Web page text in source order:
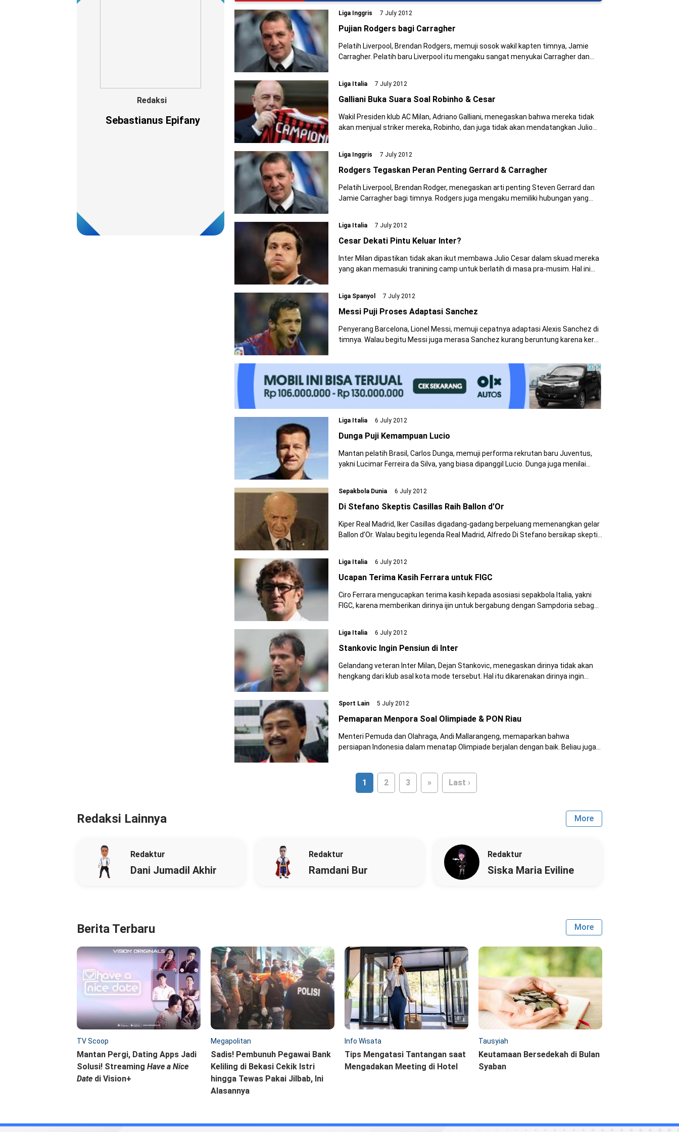
Redaksi
Sebastianus Epifany
Liga Inggris 7 July 2012
Pujian Rodgers bagi Carragher
Pelatih Liverpool, Brendan Rodgers, memuji sosok wakil kapten timnya, Jamie
Carragher. Pelatih baru Liverpool itu mengaku sangat menyukai Carragher dan
Liga Italia 7 July 2012
Galliani Buka Suara Soal Robinho & Cesar
Wakil Presiden klub AC Milan, Adriano Galliani, menegaskan bahwa mereka tidak
akan menjual striker mereka, Robinho, dan juga tidak akan mendatangkan Julio
Liga Inggris 7 July 2012
Rodgers Tegaskan Peran Penting Gerrard & Carragher
Pelatih Liverpool, Brendan Rodger, menegaskan arti penting Steven Gerrard dan
Jamie Carragher bagi timnya. Rodgers juga mengaku memiliki hubungan yang
Liga Italia 7 July 2012
Cesar Dekati Pintu Keluar Inter?
Inter Milan dipastikan tidak akan ikut membawa Julio Cesar dalam skuad mereka
yang akan memasuki tranining camp untuk berlatih di masa pra-musim. Hal ini
Liga Spanyol 7 July 2012
Messi Puji Proses Adaptasi Sanchez
Penyerang Barcelona, Lionel Messi, memuji cepatnya adaptasi Alexis Sanchez di
timnya. Walau begitu Messi juga merasa Sanchez kurang beruntung karena kerap
Liga Italia 6 July 2012
Dunga Puji Kemampuan Lucio
Mantan pelatih Brasil, Carlos Dunga, memuji performa rekrutan baru Juventus,
yakni Lucimar Ferreira da Silva, yang biasa dipanggil Lucio. Dunga juga menilai
Sepakbola Dunia 6 July 2012
Di Stefano Skeptis Casillas Raih Ballon d'Or
Kiper Real Madrid, Iker Casillas digadang-gadang berpeluang memenangkan gelar
Ballon d’Or. Walau begitu legenda Real Madrid, Alfredo Di Stefano bersikap skeptis
Liga Italia 6 July 2012
Ucapan Terima Kasih Ferrara untuk FIGC
Ciro Ferrara mengucapkan terima kasih kepada asosiasi sepakbola Italia, yakni
FIGC, karena memberikan dirinya ijin untuk bergabung dengan Sampdoria sebagai
Liga Italia 6 July 2012
Stankovic Ingin Pensiun di Inter
Gelandang veteran Inter Milan, Dejan Stankovic, menegaskan dirinya tidak akan
hengkang dari klub asal kota mode tersebut. Hal itu dikarenakan dirinya ingin
Sport Lain 5 July 2012
Pemaparan Menpora Soal Olimpiade & PON Riau
Menteri Pemuda dan Olahraga, Andi Mallarangeng, memaparkan bahwa
persiapan Indonesia dalam menatap Olimpiade berjalan dengan baik. Beliau juga
1 2 3 » Last ›
Redaksi Lainnya More
Redaktur
Dani Jumadil Akhir
Redaktur
Ramdani Bur
Redaktur
Siska Maria Eviline
Berita Terbaru More
TV Scoop
Mantan Pergi, Dating Apps Jadi
Solusi! Streaming Have a Nice
Date di Vision+
Megapolitan
Sadis! Pembunuh Pegawai Bank
Keliling di Bekasi Cekik Istri
hingga Tewas Pakai Jilbab, Ini
Alasannya
Info Wisata
Tips Mengatasi Tantangan saat
Mengadakan Meeting di Hotel
Tausyiah
Keutamaan Bersedekah di Bulan
Syaban